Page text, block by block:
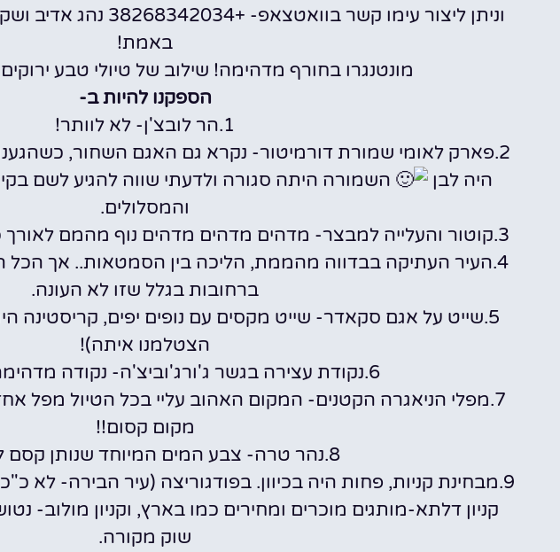
לחצו פה!
וניתן ליצור עימו קשר
באמת!
מונטנגרו בחורף מדהימה! שילוב של טיולי טבע
הספקנו להיות ב-
1.הר לובצ'ן- לא לוותר!
2.פארק לאומי שמורת דורמיטור- נקרא גם האגם השחור,
היה לבן
השמורה היתה סגורה ולדעתי שווה להגיע לשם בקיץ
והמסלולים.
3.קוטור והעלייה למבצר- מדהים מדהים מדהים נוף מהמם לאורך כל הדרך, והרחובות קסומים.
4.העיר העתיקה בבדווה מהממת, הליכה בין הסמטאות.. אך הכל
ברחובות בגלל שזו לא העונה.
5.שייט על אגם סקאדר- שייט מקסים עם נופים יפים, קריסטינה
הצטלמנו איתה)!
6.נקודת עצירה בגשר ג'ורג'וביצ'ה- נקודה מדהימה! לא לוותר
7.מפלי הניאגרה הקטנים- המקום האהוב עליי בכל הטיול מפל
מקום קסום!!
8.נהר טרה- צבע המים המיוחד שנותן קסם לאיזור.
9.מבחינת קניות, פחות היה בכיוון. בפודגוריצה (עיר הבירה- לא
קניון דלתא-מותגים מוכרים ומחירים כמו בארץ, וקניון מולוב-
שוק מקורה.